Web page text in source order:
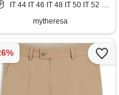
IT 44 IT 46 IT 48 IT 50 IT 52 IT 54
mytheresa